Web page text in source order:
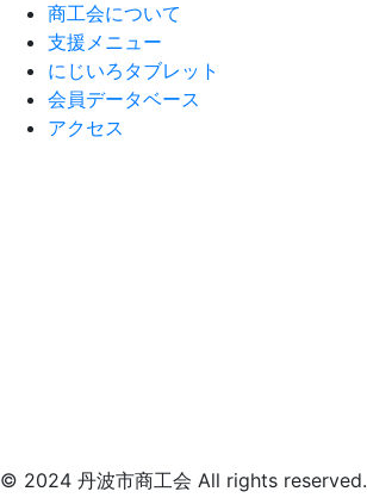
商工会について
支援メニュー
にじいろタブレット
会員データベース
アクセス
© 2024 丹波市商工会 All rights reserved.